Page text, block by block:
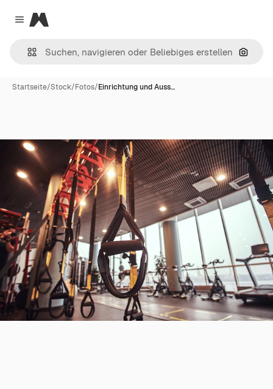
Close menu
Magnific
Nach
Startseite/Stock/Fotos/Einrichtung und Auss…